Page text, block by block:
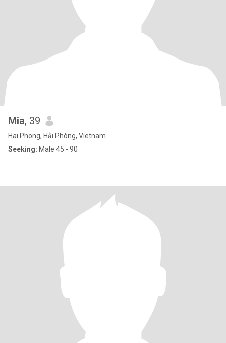
Mia, 39
Hai Phong, Hải Phòng, Vietnam
Seeking: Male 45 - 90